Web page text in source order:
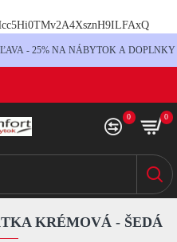
- 25% NA NÁBYTOK A DOPLNKY
0 0
KRÉMOVÁ - ŠEDÁ